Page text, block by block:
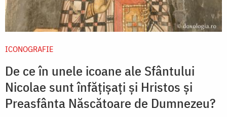
ICONOGRAFIE
De ce în unele icoane ale Sfântului
Nicolae sunt înfățișați și Hristos și
Preasfânta Născătoare de Dumnezeu?